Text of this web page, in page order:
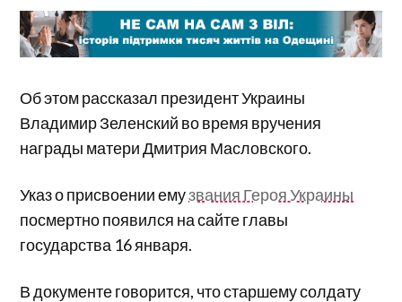
Об этом рассказал президент Украины
Владимир Зеленский во время вручения
награды матери Дмитрия Масловского.
Указ о присвоении емузвания Героя Украины
посмертно появился на сайте главы
государства 16 января.
В документе говорится, что старшему солдату